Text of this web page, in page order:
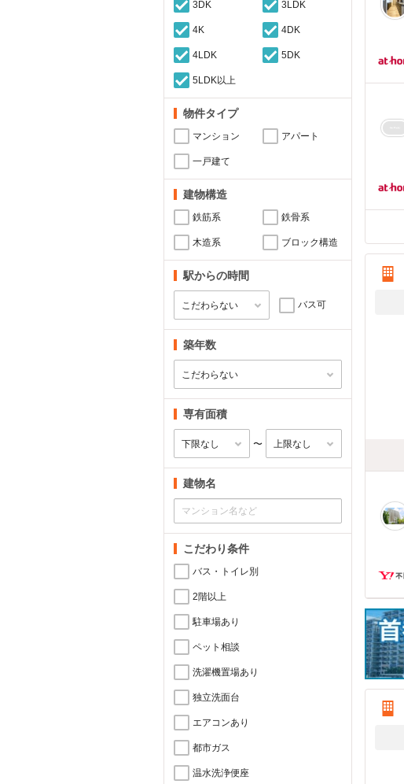
3DK 3LDK
4K 4DK
4LDK 5DK
5LDK以上
物件タイプ
マンション アパート
一戸建て
建物構造
鉄筋系 鉄骨系
木造系 ブロック構造
駅からの時間
バス可
築年数
専有面積
〜
建物名
こだわり条件
バス・トイレ別
2階以上
駐車場あり
ペット相談
洗濯機置場あり
独立洗面台
エアコンあり
都市ガス
温水洗浄便座